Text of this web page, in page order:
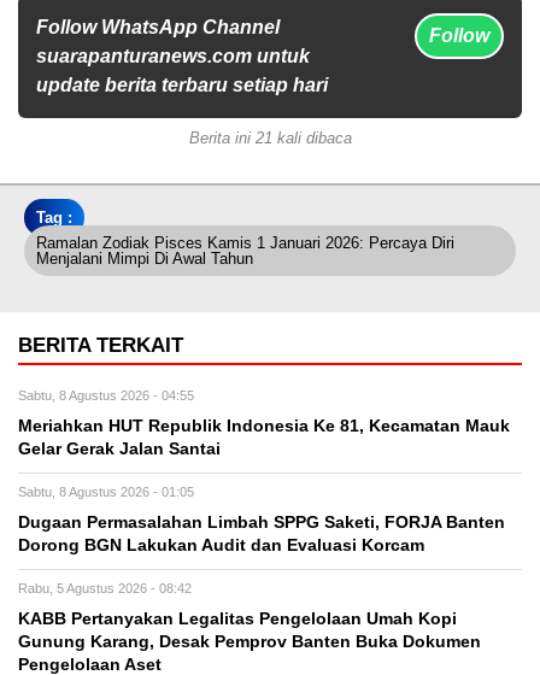
Follow WhatsApp Channel
suarapanturanews.com untuk
update berita terbaru setiap hari
Follow
Berita ini 21 kali dibaca
Tag :
Ramalan Zodiak Pisces Kamis 1 Januari 2026: Percaya Diri
Menjalani Mimpi Di Awal Tahun
BERITA TERKAIT
Sabtu, 8 Agustus 2026 - 04:55
Meriahkan HUT Republik Indonesia Ke 81, Kecamatan Mauk
Gelar Gerak Jalan Santai
Sabtu, 8 Agustus 2026 - 01:05
Dugaan Permasalahan Limbah SPPG Saketi, FORJA Banten
Dorong BGN Lakukan Audit dan Evaluasi Korcam
Rabu, 5 Agustus 2026 - 08:42
KABB Pertanyakan Legalitas Pengelolaan Umah Kopi
Gunung Karang, Desak Pemprov Banten Buka Dokumen
Pengelolaan Aset